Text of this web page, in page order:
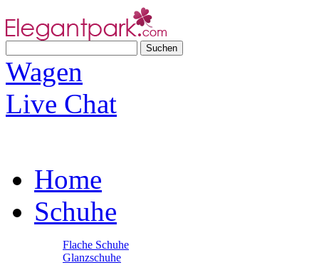
Wagen
Live Chat
Home
Schuhe
Flache Schuhe
Glanzschuhe